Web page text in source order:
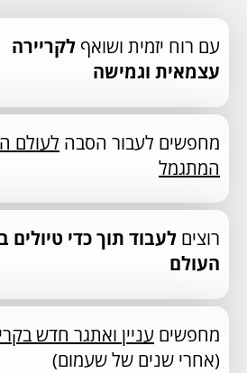
עם רוח יזמית ושואףלקריירה
עצמאית וגמישה
מחפשים לעבור הסבה לעולם
המתגמל
רוציםלעבוד תוך כדי טיולים
העולם
מחפשים עניין ואתגר חדש
(אחרי שנים של שעמום)